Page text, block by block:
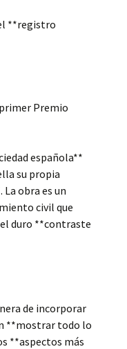
**registro
Premio
española**
su propia
obra es un
civil que
duro **contraste
de incorporar
**mostrar todo lo
**aspectos más